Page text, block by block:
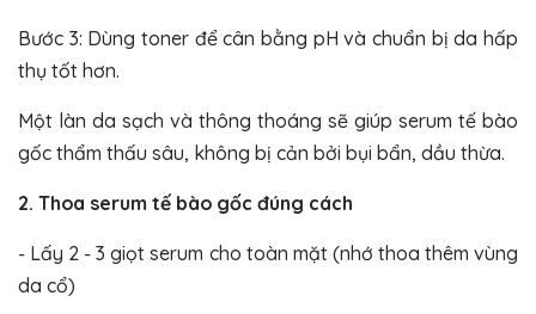
Bước 3: Dùng toner để cân bằng pH và chuẩn bị da hấp
thụ tốt hơn.
Một làn da sạch và thông thoáng sẽ giúp serum tế bào
gốc thẩm thấu sâu, không bị cản bởi bụi bẩn, dầu thừa.
2. Thoa serum tế bào gốc đúng cách
- Lấy 2 - 3 giọt serum cho toàn mặt (nhớ thoa thêm vùng
da cổ)